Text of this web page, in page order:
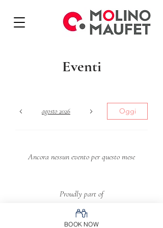
Eventi
agosto 2026 Oggi
Ancora nessun evento per questo mese
Proudly part of
BOOK NOW